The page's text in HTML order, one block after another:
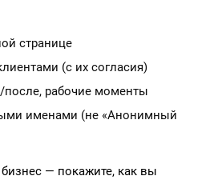
странице
(с их согласия)
рабочие моменты
именами (не «Анонимный
— покажите, как вы